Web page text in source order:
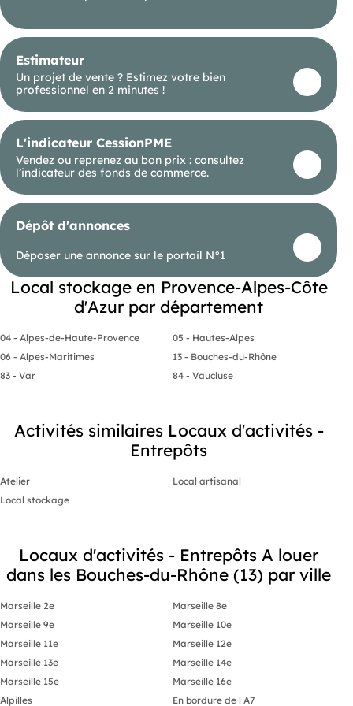
Estimateur
Un projet de vente ? Estimez votre bien
professionnel en 2 minutes !
L'indicateur CessionPME
Vendez ou reprenez au bon prix : consultez
l’indicateur des fonds de commerce.
Dépôt d'annonces
Déposer une annonce sur le portail N°1
Local stockage en Provence-Alpes-Côte
d'Azur par département
04 - Alpes-de-Haute-Provence
05 - Hautes-Alpes
06 - Alpes-Maritimes
13 - Bouches-du-Rhône
83 - Var
84 - Vaucluse
Activités similaires Locaux d'activités -
Entrepôts
Atelier
Local artisanal
Local stockage
Locaux d'activités - Entrepôts A louer
dans les Bouches-du-Rhône (13) par ville
Marseille 2e
Marseille 8e
Marseille 9e
Marseille 10e
Marseille 11e
Marseille 12e
Marseille 13e
Marseille 14e
Marseille 15e
Marseille 16e
Alpilles
En bordure de l A7